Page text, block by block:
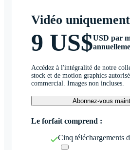
Vidéo uniquement
9 US$USD par
Accédez à l'intégralité de notre
stock et de motion graphics
commercial. Images non incluses.
Abonnez-vous
Le forfait comprend :
Cinq téléchargements